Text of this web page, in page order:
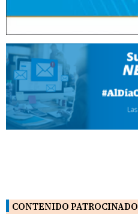
CONTENIDO PATROCINADO